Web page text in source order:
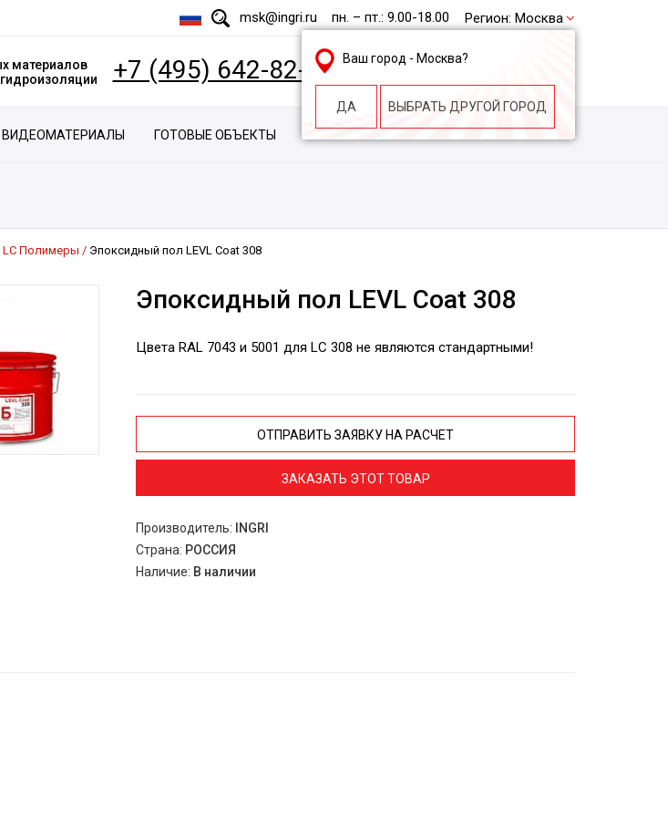
msk@ingri.ru пн. – пт.: 9.00-18.00 Регион: Москва
Ваш город - Москва?
ДА ВЫБРАТЬ ДРУГОЙ ГОРОД
материалов
+7 (495) 642-82-62
ВИДЕОМАТЕРИАЛЫ ГОТОВЫЕ ОБЪЕКТЫ
LC Полимеры Эпоксидный пол LEVL Coat 308
Эпоксидный пол LEVL Coat 308
Цвета RAL 7043 и 5001 для LC 308 не являются стандартными!
ОТПРАВИТЬ ЗАЯВКУ НА РАСЧЕТ
ЗАКАЗАТЬ ЭТОТ ТОВАР
Производитель:
INGRI
Страна: РОССИЯ
Наличие: В наличии